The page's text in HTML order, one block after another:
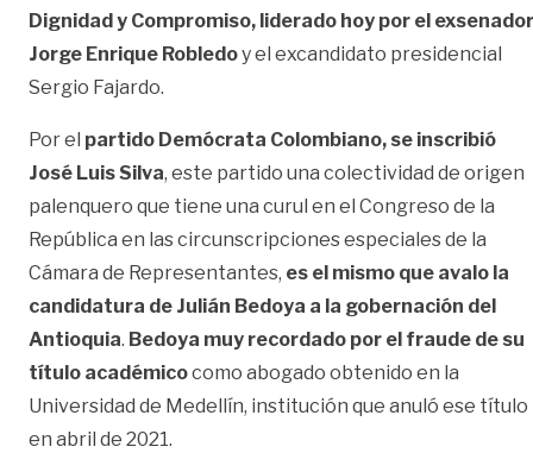
Dignidad y Compromiso, liderado hoy por el exsenador
Jorge Enrique Robledoy el excandidato presidencial
Sergio Fajardo.
Por el partido Demócrata Colombiano, se inscribió
José Luis Silva, este partido una colectividad de origen
palenquero que tiene una curul en el Congreso de la
República en las circunscripciones especiales de la
Cámara de Representantes, es el mismo que avalo la
candidatura de Julián Bedoya a la gobernación del
Antioquia. Bedoya muy recordado por el fraude de su
título académicocomo abogado obtenido en la
Universidad de Medellín, institución que anuló ese título
en abril de 2021.